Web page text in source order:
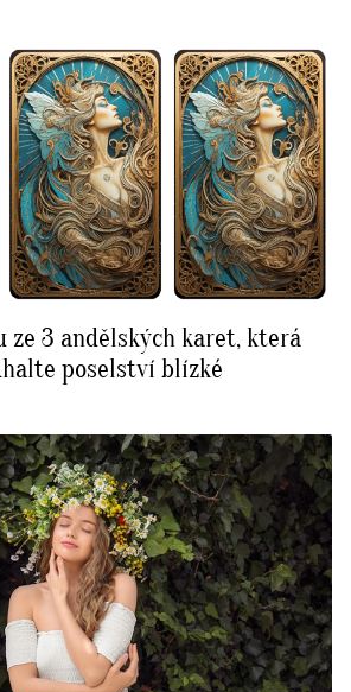
ze 3 andělských karet, která
poselství blízké